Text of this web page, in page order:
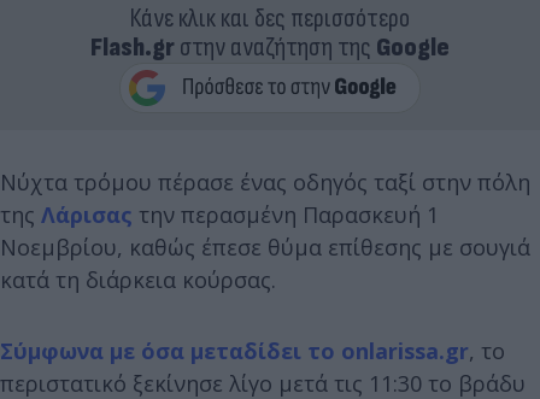
Κάνε κλικ και δες περισσότερο
Flash.grστην αναζήτηση της Google
Νύχτα τρόμου πέρασε ένας οδηγός ταξί στην πόλη
της Λάρισας την περασμένη Παρασκευή 1
Νοεμβρίου, καθώς έπεσε θύμα επίθεσης με σουγιά
κατά τη διάρκεια κούρσας.
Σύμφωνα με όσα μεταδίδει το onlarissa.gr, το
περιστατικό ξεκίνησε λίγο μετά τις 11:30 το βράδυ